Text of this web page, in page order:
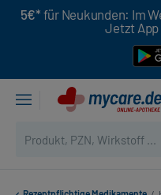
5€* für Neukunden: Im
Jetzt App